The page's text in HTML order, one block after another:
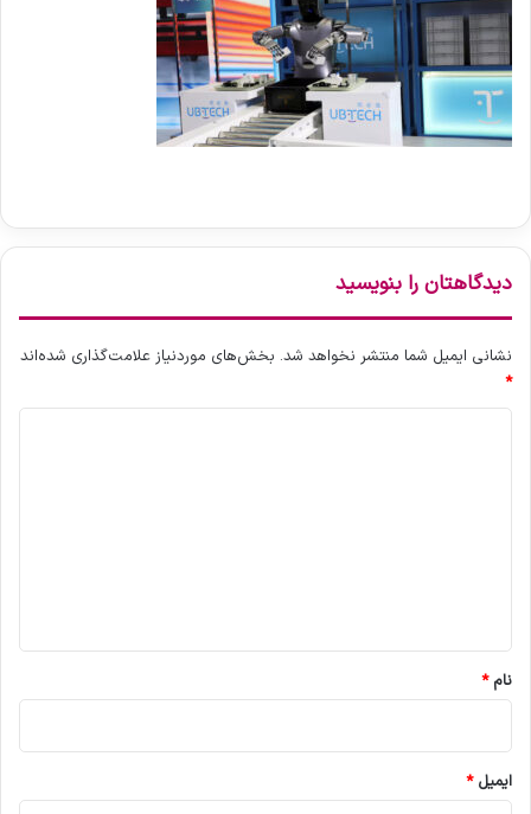
دیدگاهتان را بنویسید
نشانی ایمیل شما منتشر نخواهد شد. بخش‌های موردنیاز علامت‌گذاری شده‌اند
*
نام*
ایمیل*